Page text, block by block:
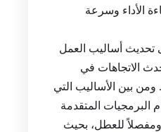
الأداء وسرعة
أساليب العمل
الاتجاهات في
ومن بين الأساليب التي
البرمجيات المتقدمة
ومفصلاً للعطل، بحيث